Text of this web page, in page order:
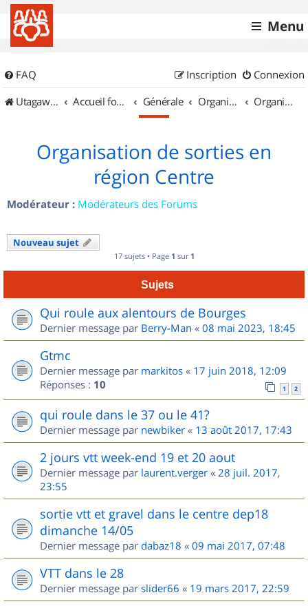
Menu
FAQ Connexion
Inscription
UtagawaVTT (Randos VTT et VTTAE avec traces GPS)
Accueil forum Générale Organisation de sorties & Recherche de partenaires Organisation de sorties en région Centre
Organisation de sorties en
région Centre
Modérateur : Modérateurs des Forums
Nouveau sujet
17 sujets • Page 1 sur 1
Sujets
Qui roule aux alentours de Bourges
Dernier message par Berry-Man « 08 mai 2023, 18:45
Gtmc
Dernier message par markitos « 17 juin 2018, 12:09
Réponses : 10 1 2
qui roule dans le 37 ou le 41?
Dernier message par newbiker « 13 août 2017, 17:43
2 jours vtt week-end 19 et 20 aout
Dernier message par laurent.verger « 28 juil. 2017,
23:55
sortie vtt et gravel dans le centre dep18
dimanche 14/05
Dernier message par dabaz18 « 09 mai 2017, 07:48
VTT dans le 28
Dernier message par slider66 « 19 mars 2017, 22:59